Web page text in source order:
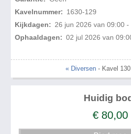
Kavelnummer: 1630-129
Kijkdagen: 26 jun 2026 van 09:00 -
Ophaaldagen: 02 jul 2026 van
« Diversen - Kavel
Huidig bod
€ 80,00